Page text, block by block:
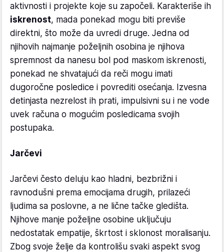
aktivnosti i projekte koje su započeli. Karakteriše ih
iskrenost, mada ponekad mogu biti previše
direktni, što može da uvredi druge. Jedna od
njihovih najmanje poželjnih osobina je njihova
spremnost da nanesu bol pod maskom iskrenosti,
ponekad ne shvatajući da reči mogu imati
dugoročne posledice i povrediti osećanja. Izvesna
detinjasta nezrelost ih prati, impulsivni su i ne vode
uvek računa o mogućim posledicama svojih
postupaka.
Jarčevi
Jarčevi često deluju kao hladni, bezbrižni i
ravnodušni prema emocijama drugih, prilazeći
ljudima sa poslovne, a ne lične tačke gledišta.
Njihove manje poželjne osobine uključuju
nedostatak empatije, škrtost i sklonost moralisanju.
Zbog svoje želje da kontrolišu svaki aspekt svog